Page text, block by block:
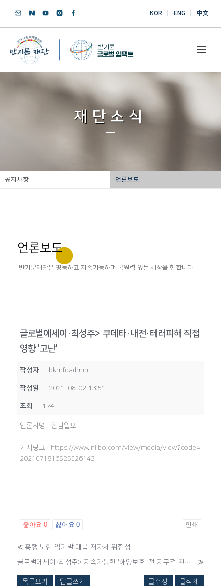
KOR ENG 中文
재단소식
공지사항 언론보도
언론보도
반기문재단은 평등하고 지속가능하며 복원력 있는 세상을 향합니다.
글로벌에세이·최성주> 쿠데타·내전·테러피해 직접
영향 '고난'
작성자 bkmfdadmin
작성일 2021-08-02 13:51
조회 174
언론사명 : 전남일보
기사링크 : https://www.jnilbo.com/view/media/view?code=
2021071816525526143
좋아요 0 싫어요 0 인쇄
« 흥행 노린 임기말 대북 저자세 위험성
글로벌에세이·최성주> 지속가능한 '해양보호' 전 지구적 관심을
»
목록보기 답글쓰기 글수정 글삭제